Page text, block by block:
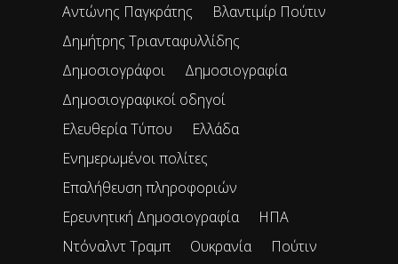
Αντώνης Παγκράτης
Βλαντιμίρ Πούτιν
Δημήτρης Τριανταφυλλίδης
Δημοσιογράφοι
Δημοσιογραφία
Δημοσιογραφικοί οδηγοί
Ελευθερία Τύπου
Ελλάδα
Ενημερωμένοι πολίτες
Επαλήθευση πληροφοριών
Ερευνητική Δημοσιογραφία
ΗΠΑ
Ντόναλντ Τραμπ
Ουκρανία
Πούτιν